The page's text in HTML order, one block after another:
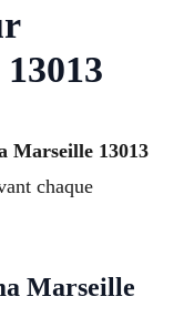
Marseille 13013
chaque
Marseille